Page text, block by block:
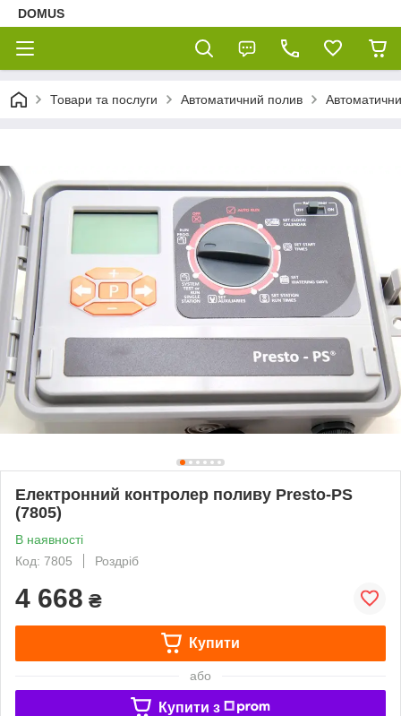
DOMUS
Товари та послуги Автоматичний полив
Електронний контролер поливу Presto-PS
(7805)
В наявності
Код: 7805
Роздріб
4 668 ₴
Купити
або
Купити з